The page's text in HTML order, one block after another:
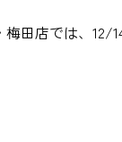
田店では、